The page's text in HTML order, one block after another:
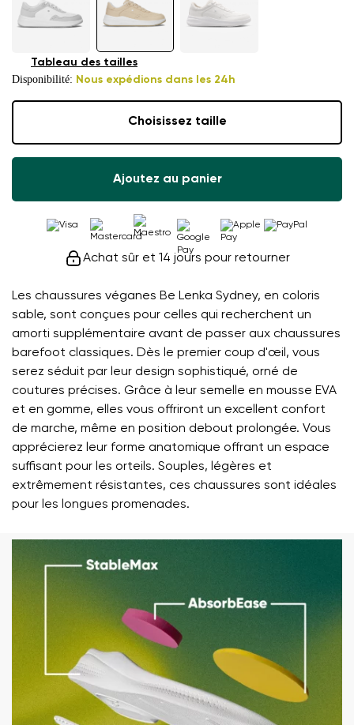
Les chaussures véganes Be Lenka Sydney, en coloris
sable, sont conçues pour celles qui recherchent un
amorti supplémentaire avant de passer aux chaussures
barefoot classiques. Dès le premier coup d'œil, vous
serez séduit par leur design sophistiqué, orné de
coutures précises. Grâce à leur semelle en mousse EVA
et en gomme, elles vous offriront un excellent confort
de marche, même en position debout prolongée. Vous
apprécierez leur forme anatomique offrant un espace
suffisant pour les orteils. Souples, légères et
extrêmement résistantes, ces chaussures sont idéales
pour les longues promenades.
Disponibilité: Nous expédions dans les 24h
Tableau des tailles
Choisissez taille
Ajoutez au panier
Achat sûr et 14 jours pour retourner